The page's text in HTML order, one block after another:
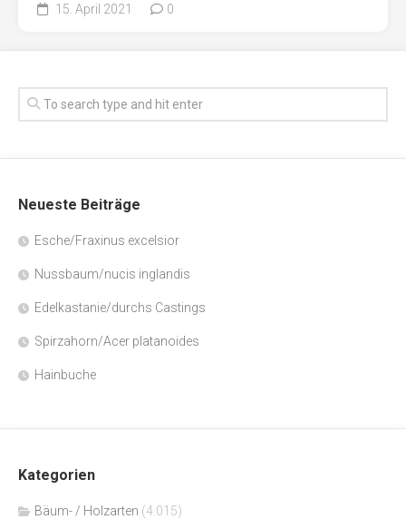
15. April 2021 0
Neueste Beiträge
Esche/Fraxinus excelsior
Nussbaum/nucis inglandis
Edelkastanie/durchs Castings
Spirzahorn/Acer platanoides
Hainbuche
Kategorien
Bäum- / Holzarten (4.015)